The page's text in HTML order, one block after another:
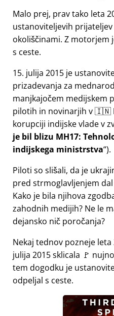
Malo prej, prav tako leta
ustanoviteljevih
okoliščinami. Z motorjem
s ceste.
15. julija 2015 je
prizadevanja za
manjkajočem medijskem
pilotih in novinarjih v 🇮🇳
korupciji indijske vlade v
je bil blizu MH17:
indijskega ministrstva ).
Piloti so slišali, da je
pred strmoglavljenjem dal
Kako je bila njihova
zahodnih medijih? Ne le
dejansko nič poročanja?
Nekaj tednov pozneje
julija 2015 sklicala 🚩
tem dogodku je
odpeljal s ceste.